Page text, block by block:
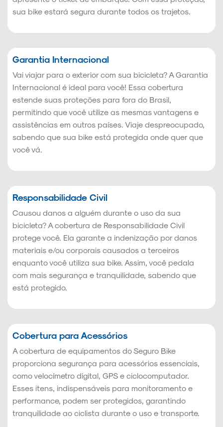
sua bike estará segura durante todos os trajetos.
Garantia Internacional
Vai viajar para o exterior com sua bicicleta? A Garantia
Internacional é ideal para você! Essa cobertura
estende suas proteções para fora do Brasil,
permitindo que você utilize as mesmas vantagens e
assistências em outros países. Viaje despreocupado,
sabendo que sua bike está protegida onde quer que
você vá.
Responsabilidade Civil
Causou danos a alguém durante o uso da sua
bicicleta? A cobertura de Responsabilidade Civil
protege você. Ela garante a indenização por danos
materiais e/ou corporais causados a terceiros
enquanto você utiliza sua bike. Assim, você pedala
com mais segurança e tranquilidade, sabendo que
está protegido.
Cobertura para Acessórios
A cobertura de equipamentos do Seguro Bike
proporciona segurança para acessórios essenciais,
como velocímetro digital, GPS e ciclocomputador.
Esses itens, indispensáveis para monitoramento e
performance, podem ser protegidos, garantindo
tranquilidade ao ciclista durante o uso e transporte.